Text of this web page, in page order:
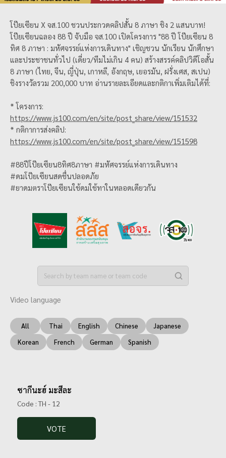
โป๊ยเซียน X จส.100 ชวนประกวดคลิปสั้น 8 ภาษา ชิง 2 แสนบาท!
โป๊ยเซียนฉลอง 88 ปี จับมือ จส.100 เปิดโครงการ "88 ปี โป๊ยเซียน 8
ทิศ 8 ภาษา : มหัศจรรย์แห่งการเดินทาง" เชิญชวน นักเรียน นักศึกษา
และประชาชนทั่วไป (เดี่ยว/ทีมไม่เกิน 4 คน) สร้างสรรค์คลิปวิดีโอสั้น
8 ภาษา (ไทย, จีน, ญี่ปุ่น, เกาหลี, อังกฤษ, เยอรมัน, ฝรั่งเศส, สเปน)
ชิงรางวัลรวม 200,000 บาท อ่านรายละเอียดและกติกาเพิ่มเติมได้ที่:
* โครงการ:
https://www.js100.com/en/site/post_share/view/151532
* กติกาการส่งคลิป:
https://www.js100.com/en/site/post_share/view/151598
#88ปีโป๊ยเซียน8ทิศ8ภาษา #มหัศจรรย์แห่งการเดินทาง
#ดมโป๊ยเซียนสดชื่นปลอดภัย
#ยาดมตราโป๊ยเซียนใช้ดมใช้ทาในหลอดเดียวกัน
Video language
All Thai English Chinese
Japanese
Korean
French German Spanish
ซากีนะฮ์ มะสีละ
Code : TH - 12
VOTE